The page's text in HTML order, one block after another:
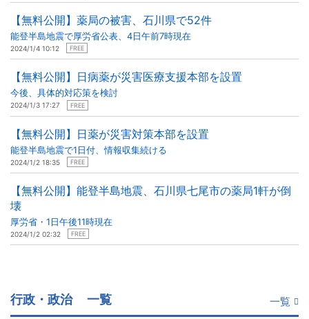
【無料公開】薬局の被害、石川県で52件
能登半島地震で厚労省公表、4日午前7時現在
2024/1/4 10:12 FREE
【無料公開】日病薬が災害医療支援本部を設置
今後、具体的対応策を検討
2024/1/3 17:27 FREE
【無料公開】日薬が災害対策本部を設置
能登半島地震で1日付、情報収集続ける
2024/1/2 18:35 FREE
【無料公開】能登半島地震、石川県七尾市の薬局1軒が倒
壊
厚労省・1日午後11時現在
2024/1/2 02:32 FREE
行政・政治 一覧 一覧